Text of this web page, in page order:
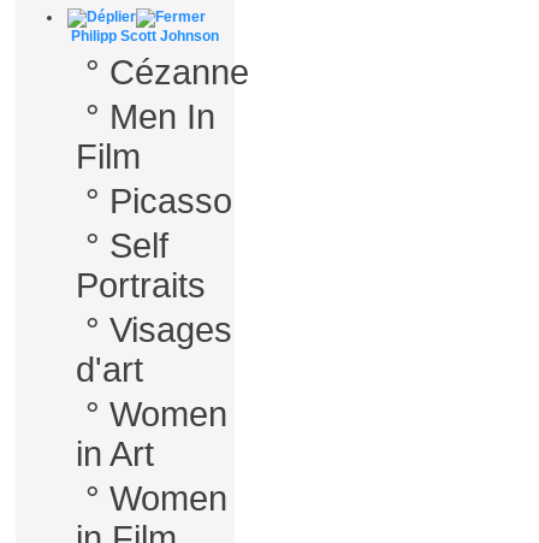
Philipp Scott Johnson
° Cézanne
° Men In
Film
° Picasso
° Self
Portraits
° Visages
d'art
° Women
in Art
° Women